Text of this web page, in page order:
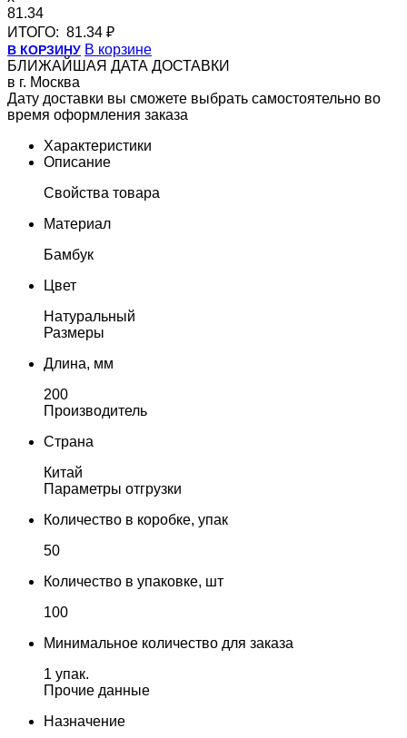
81.34
ИТОГО: 81.34 ₽
В КОРЗИНУ В корзине
БЛИЖАЙШАЯ ДАТА ДОСТАВКИ
в г. Москва
Дату доставки вы сможете выбрать самостоятельно во
время оформления заказа
Характеристики
Описание
Свойства товара
Материал
Бамбук
Цвет
Натуральный
Размеры
Длина, мм
200
Производитель
Страна
Китай
Параметры отгрузки
Количество в коробке, упак
50
Количество в упаковке, шт
100
Минимальное количество для заказа
1 упак.
Прочие данные
Назначение